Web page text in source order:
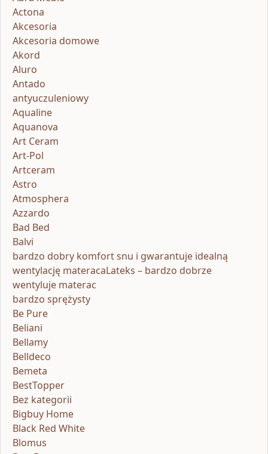
Actona
Akcesoria
Akcesoria domowe
Akord
Aluro
Antado
antyuczuleniowy
Aqualine
Aquanova
Art Ceram
Art-Pol
Artceram
Astro
Atmosphera
Azzardo
Bad Bed
Balvi
bardzo dobry komfort snu i gwarantuje idealną
wentylację materacaLateks – bardzo dobrze
wentyluje materac
bardzo sprężysty
Be Pure
Beliani
Bellamy
Belldeco
Bemeta
BestTopper
Bez kategorii
Bigbuy Home
Black Red White
Blomus